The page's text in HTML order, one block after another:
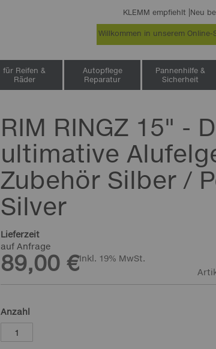
KLEMM empfiehlt Neu
Willkommen in unserem Online-
für Reifen &
Räder
Autopflege
Reparatur
Pannenhilfe &
Sicherheit
RIM RINGZ 15" -
ultimative
Zubehör Silber /
Silver
Lieferzeit
auf Anfrage
89,00 €Inkl. 19% MwSt.
Anzahl